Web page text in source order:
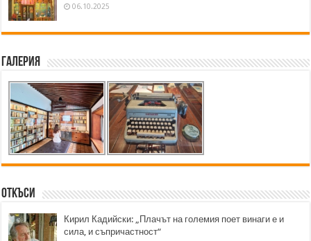
06.10.2025
Галерия
Откъси
Кирил Кадийски: „Плачът на големия поет винаги е и
сила, и съпричастност“